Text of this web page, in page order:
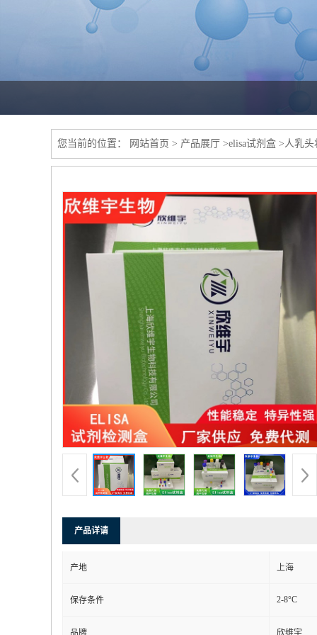
您当前的位置： 网站首页 > 产品展厅 >elisa试剂盒 >人乳头
产品详请
产地 上海
保存条件 2-8°C
品牌 欣维宇